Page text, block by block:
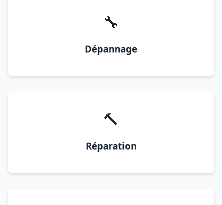
🔧
Dépannage
🔨
Réparation